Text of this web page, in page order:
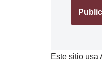
Este sitio usa